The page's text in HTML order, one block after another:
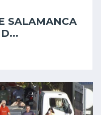
SALAMANCA